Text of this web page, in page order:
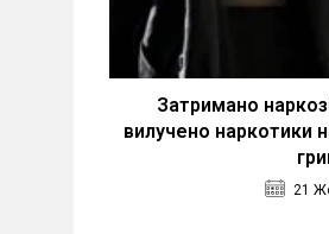
Затримано
вилучено наркотики
21